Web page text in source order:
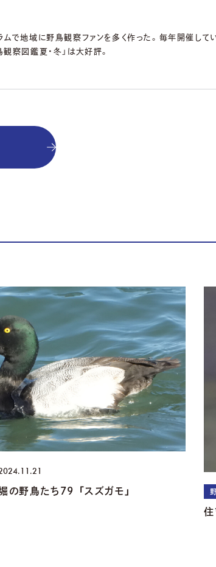
で地域に野鳥観察ファンを多く作った。毎年開催して
察図鑑夏・冬」は大好評。
の野鳥たち79 「スズガモ」
住